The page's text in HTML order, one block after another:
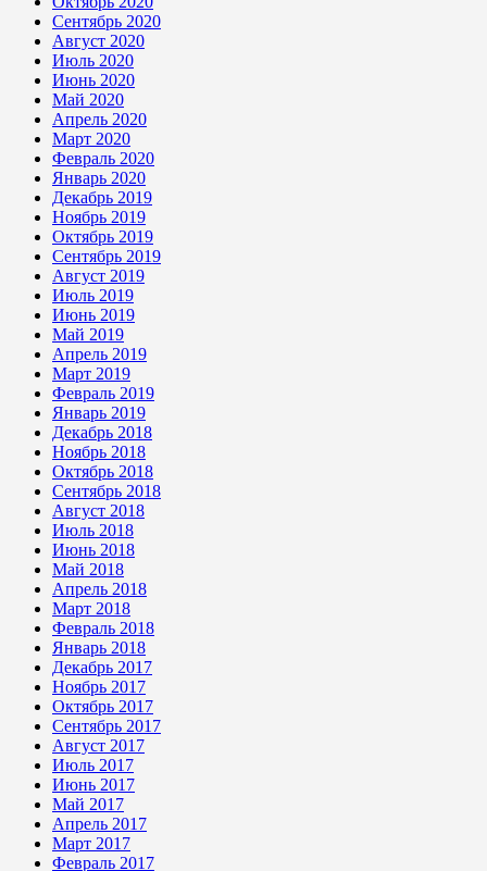
Сентябрь 2020
Август 2020
Июль 2020
Июнь 2020
Май 2020
Апрель 2020
Март 2020
Февраль 2020
Январь 2020
Декабрь 2019
Ноябрь 2019
Октябрь 2019
Сентябрь 2019
Август 2019
Июль 2019
Июнь 2019
Май 2019
Апрель 2019
Март 2019
Февраль 2019
Январь 2019
Декабрь 2018
Ноябрь 2018
Октябрь 2018
Сентябрь 2018
Август 2018
Июль 2018
Июнь 2018
Май 2018
Апрель 2018
Март 2018
Февраль 2018
Январь 2018
Декабрь 2017
Ноябрь 2017
Октябрь 2017
Сентябрь 2017
Август 2017
Июль 2017
Июнь 2017
Май 2017
Апрель 2017
Март 2017
Февраль 2017